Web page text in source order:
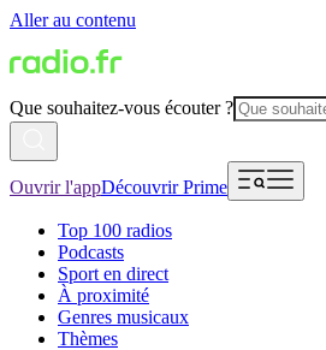
Aller au contenu
Que souhaitez-vous écouter ?
Ouvrir l'appDécouvrir Prime
Top 100 radios
Podcasts
Sport en direct
À proximité
Genres musicaux
Thèmes